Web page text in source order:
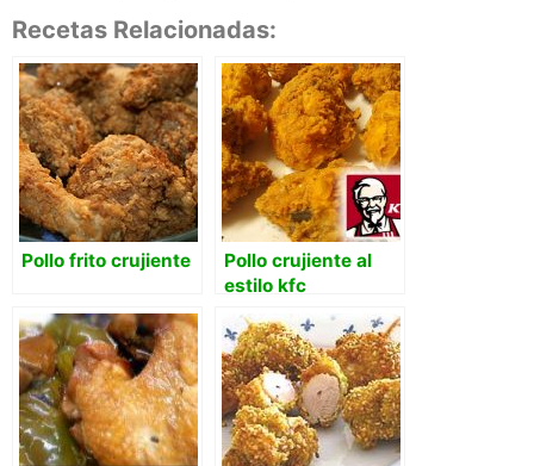
Recetas Relacionadas:
Pollo frito crujiente
Pollo crujiente al
estilo kfc